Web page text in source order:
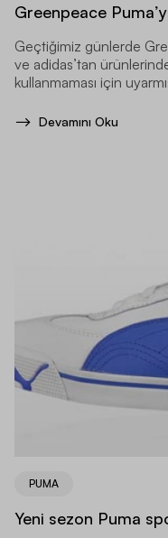
Greenpeace
Geçtiğimiz günlerde
ve adidas’tan
kullanmaması için
Devamını Oku
PUMA
Yeni sezon Puma